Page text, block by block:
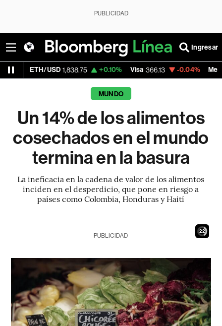
PUBLICIDAD
Ingresar
1,838.75 +0.10% Visa 366.13 -0.04% MercadoLibre
MUNDO
Un 14% de los alimentos
cosechados en el mundo
termina en la basura
La ineficacia en la cadena de valor de los alimentos
inciden en el desperdicio, que pone en riesgo a
países como Colombia, Honduras y Haití
20
PUBLICIDAD